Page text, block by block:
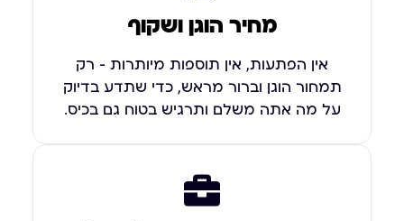
מחיר הוגן ושקוף
אין הפתעות, אין תוספות מיותרות – רק
תמחור הוגן וברור מראש, כדי שתדע בדיוק
על מה אתה משלם ותרגיש בטוח גם בכיס.